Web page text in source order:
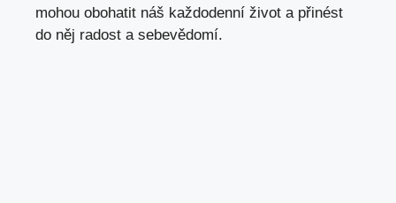
mohou obohatit náš každodenní život ‌a přinést
do něj radost a sebevědomí.